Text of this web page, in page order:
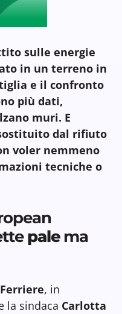
sulle energie
in un terreno in
e il confronto
più dati,
muri. E
dal rifiuto
voler nemmeno
tecniche o
palema
Ferriere, in
la sindaca Carlotta